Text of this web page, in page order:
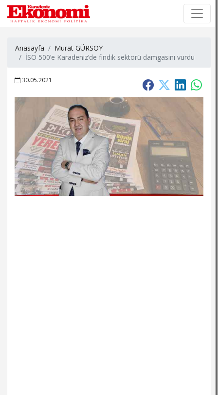
Anasayfa
Murat GÜRSOY
İSO 500’e Karadeniz’de fındık sektörü damgasını vurdu
30.05.2021
×
×